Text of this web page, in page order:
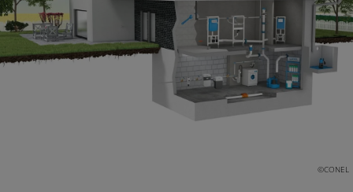
©CONEL
schließen
schließen